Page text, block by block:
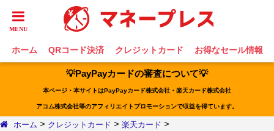
ホーム QRコード決済 クレジットカード お得なセール情報
💡PayPayカードの審査について💡
本ページ・本サイトはPayPayカード株式会社・楽天カード株式会社
アコム株式会社等のアフィリエイトプロモーションで収益を得ています。
ホーム > クレジットカード > 楽天カード >